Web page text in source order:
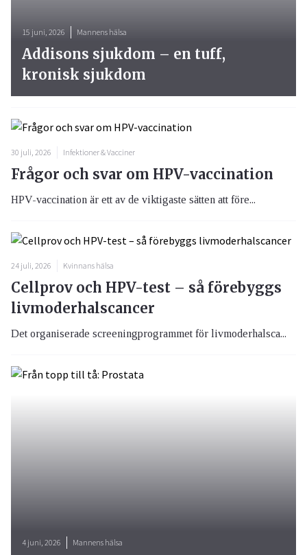
30 juli, 2026 Infektioner & Vacciner
Frågor och svar om HPV-vaccination
HPV-vaccination är ett av de viktigaste sätten att före...
24 juli, 2026 Kvinnans hälsa
Cellprov och HPV-test – så förebyggs
livmoderhalscancer
Det organiserade screeningprogrammet för livmoderhalsca...
15 juni, 2026 Mannens hälsa
Addisons sjukdom – en tuff,
kronisk sjukdom
4 juni, 2026 Mannens hälsa